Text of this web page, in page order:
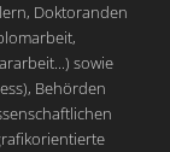
Doktoranden
sowie
Behörden